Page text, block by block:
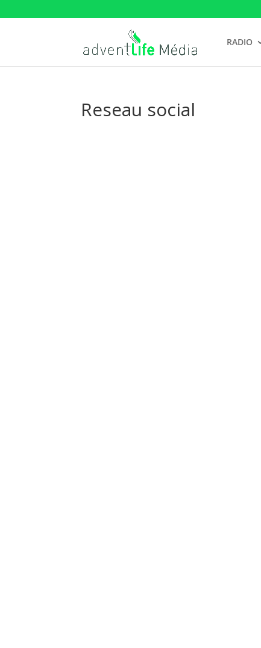
RADIO
Reseau social